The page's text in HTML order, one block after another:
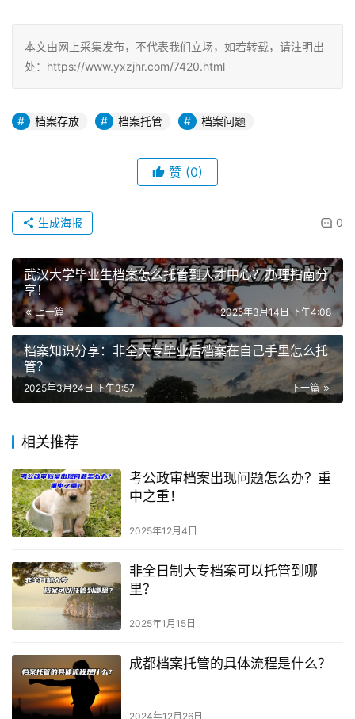
本文由网上采集发布，不代表我们立场，如若转载，请注明出
处：https://www.yxzjhr.com/7420.html
档案存放 档案托管 档案问题
赞 (0)
0
生成海报
武汉大学毕业生档案怎么托管到人才中心？办理指南分
享！
上一篇 2025年3月14日 下午4:08
档案知识分享：非全大专毕业后档案在自己手里怎么托
管？
下一篇
2025年3月24日 下午3:57
相关推荐
考公政审档案出现问题怎么办？重
中之重！
2025年12月4日
非全日制大专档案可以托管到哪
里？
2025年1月15日
成都档案托管的具体流程是什么？
2024年12月26日